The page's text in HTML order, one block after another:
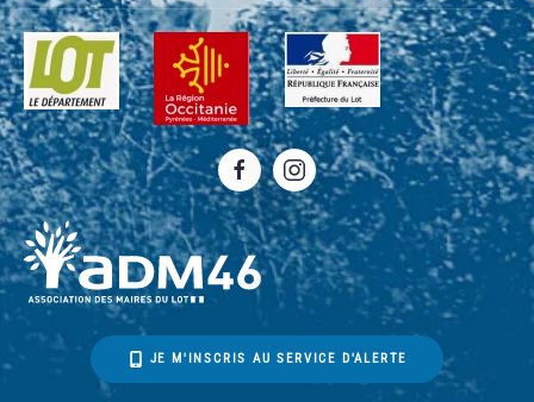
JE M'INSCRIS AU SERVICE D'ALERTE